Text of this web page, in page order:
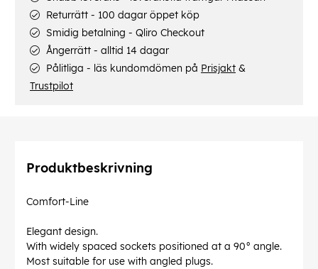
Returrätt - 100 dagar öppet köp
Smidig betalning - Qliro Checkout
Ångerrätt - alltid 14 dagar
Pålitliga - läs kundomdömen på Prisjakt &
Trustpilot
Produktbeskrivning
Comfort-Line
Elegant design.
With widely spaced sockets positioned at a 90° angle.
Most suitable for use with angled plugs.